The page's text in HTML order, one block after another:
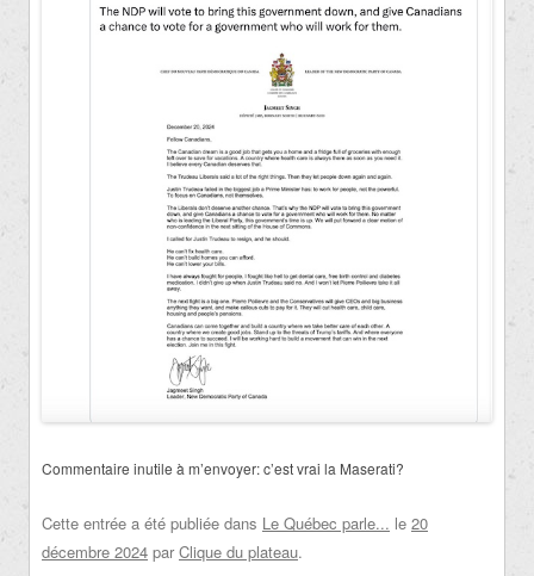
Commentaire inutile à m’envoyer: c’est vrai la Maserati?
Cette entrée a été publiée dans Le Québec parle... le 20
décembre 2024 par Clique du plateau.